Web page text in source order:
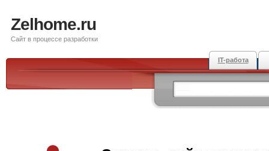
Zelhome.ru
Сайт в процессе разработки
IT-работа